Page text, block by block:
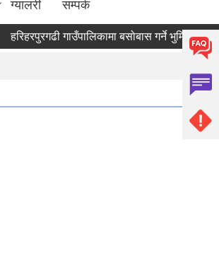
ग्यालरी सम्पर्क
हरिहरपुरगढी गाउँपालिकामा बसोबास गर्ने भुमिहिन